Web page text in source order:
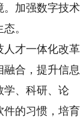
。加强数字技术
。
才一体化改革
融合，提升信息
学、科研、论
件的习惯，培育